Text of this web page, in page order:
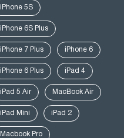
iPhone 5S
iPhone 6S Plus
iPhone 7 Plus iPhone 6
iPhone 6 Plus iPad 4
iPad 5 Air MacBook Air
iPad Mini iPad 2
Macbook Pro